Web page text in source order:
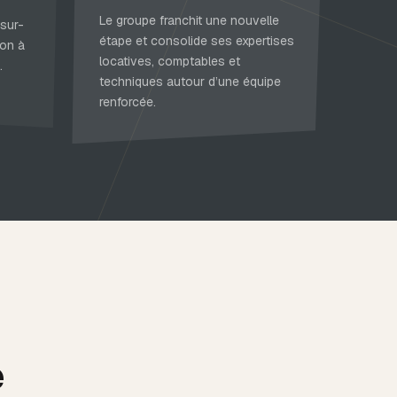
à
Le groupe franchit une nouvelle
étape et consolide ses expertises
locatives, comptables et
techniques autour d’une équipe
renforcée.